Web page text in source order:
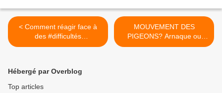
< Comment réagir face à
des #difficultés
d'#entreprise
MOUVEMENT DES
PIGEONS? Arnaque ou
opportunité? >
Hébergé par Overblog
Top articles